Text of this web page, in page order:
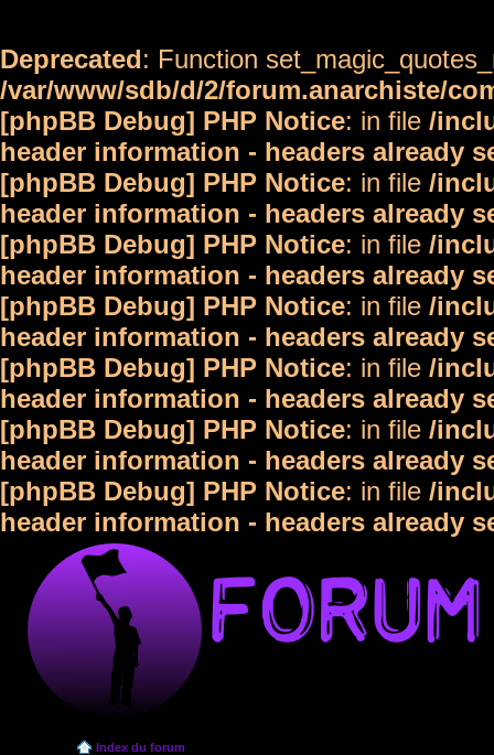
Deprecated: Function
/var/www/sdb/d/2/forum.anarchiste/
[phpBB Debug] PHP Notice: in file /
header information - headers already
[phpBB Debug] PHP Notice: in file /
header information - headers already
[phpBB Debug] PHP Notice: in file /
header information - headers already
[phpBB Debug] PHP Notice: in file /
header information - headers already
[phpBB Debug] PHP Notice: in file /
header information - headers already
[phpBB Debug] PHP Notice: in file /
header information - headers already
[phpBB Debug] PHP Notice: in file /
header information - headers already
Index du forum